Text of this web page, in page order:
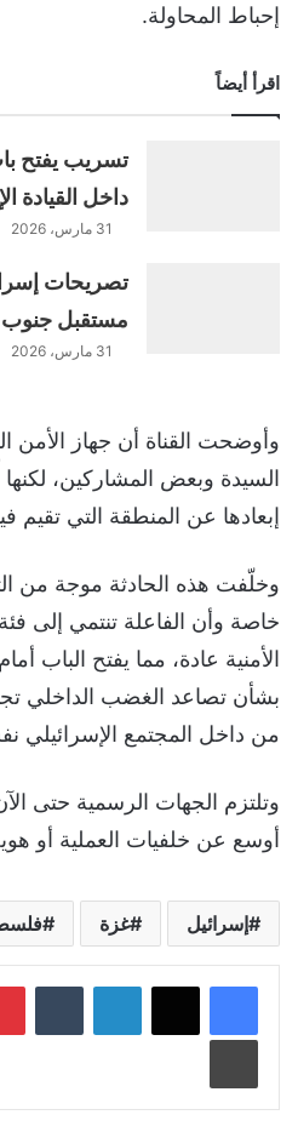
إحباط المحاولة.
اقرأ أيضاً
تسريب يفتح
داخل القيادة
31 مارس، 2026
تصريحات
مستقبل جنوب
31 مارس، 2026
وأوضحت القناة أن جهاز الأمن
السيدة وبعض المشاركين،
إبعادها عن المنطقة التي تقيم
وخلّفت هذه الحادثة موجة من
خاصة وأن الفاعلة تنتمي إلى
الأمنية عادة، مما يفتح الباب
بشأن تصاعد الغضب الداخلي
من داخل المجتمع الإسرائيلي
وتلتزم الجهات الرسمية حتى
أوسع عن خلفيات العملية أو
إسرائيل غزة
لينكدإن